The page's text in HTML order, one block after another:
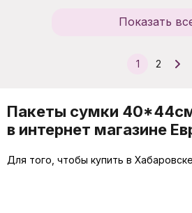
Показать
1 2
Пакеты сумки
в интернет магазине
Для того, чтобы купить в
каталогом интернет-магазина